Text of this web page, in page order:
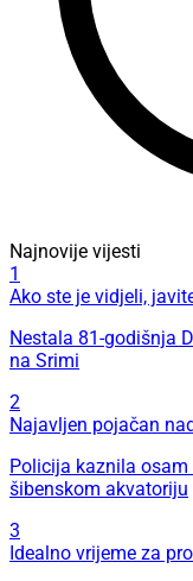
Najnovije vijesti
1
Ako ste je vidjeli,
Nestala 81-godišnja
na Srimi
2
Najavljen pojačan
Policija kaznila
šibenskom akvatoriju
3
Idealno vrijeme za